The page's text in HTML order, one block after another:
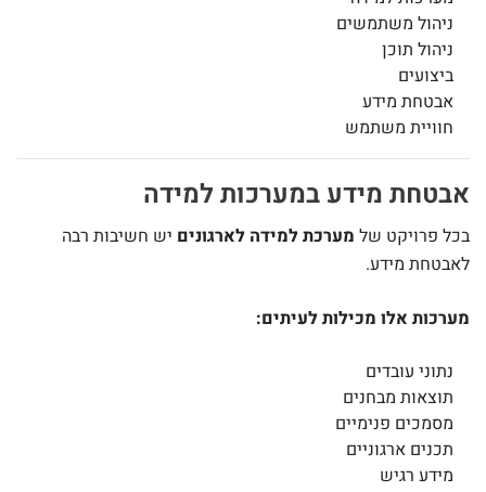
ניהול משתמשים
ניהול תוכן
ביצועים
אבטחת מידע
חוויית משתמש
אבטחת מידע במערכות למידה
בכל פרויקט של מערכת למידה לארגונים יש חשיבות רבה
לאבטחת מידע.
מערכות אלו מכילות לעיתים:
נתוני עובדים
תוצאות מבחנים
מסמכים פנימיים
תכנים ארגוניים
מידע רגיש